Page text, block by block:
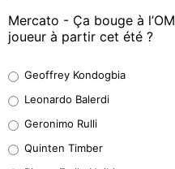
Mercato - Ça bouge à
joueur à partir cet été ?
38%
32%
Geoffrey Kondogbia
Leonardo Balerdi
Geronimo Rulli
Quinten Timber